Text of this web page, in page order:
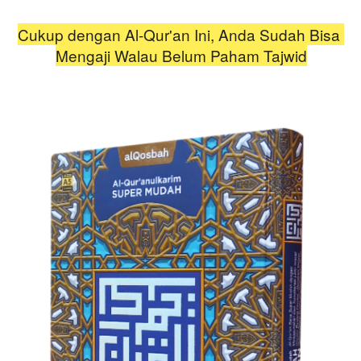
Cukup dengan Al-Qur'an Ini, Anda Sudah Bisa
Mengaji Walau Belum Paham Tajwid